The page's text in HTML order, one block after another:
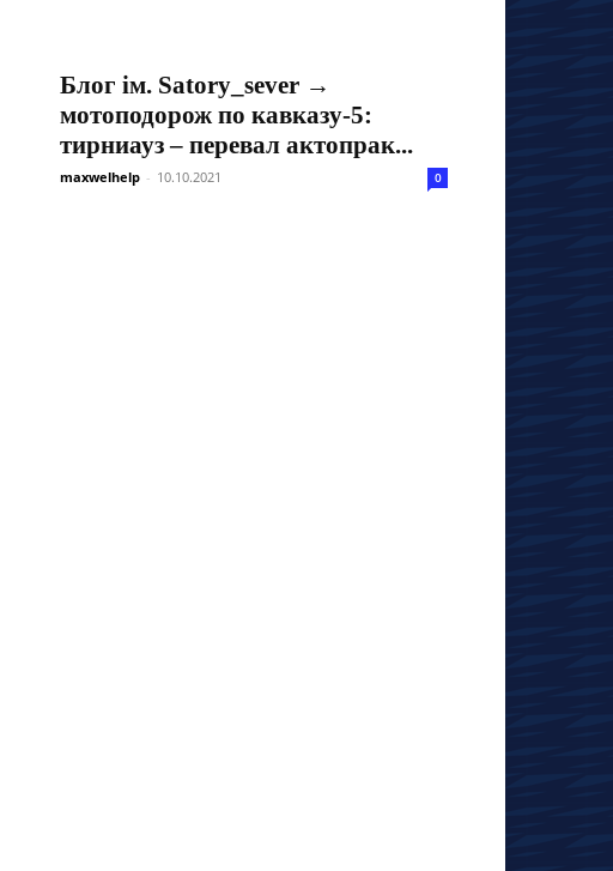
Блог ім. Satory_sever →
мотоподорож по кавказу-5:
тирниауз – перевал актопрак...
maxwelhelp - 10.10.2021 0